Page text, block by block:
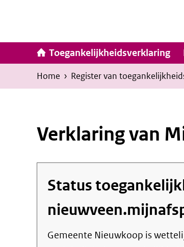
inhoud
Toegankelijkheidsverklaring
Kruimelpad
U
bevindt
Home › Register van
Verklaring van
Status
Gemeente Nieuwkoop is